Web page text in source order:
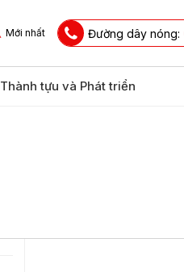
Mới nhất Đường dây nóng:
Thành tựu và Phát triển